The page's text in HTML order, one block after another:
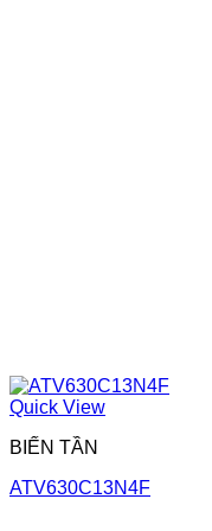
Quick View
BIẾN TẦN
ATV630C13N4F